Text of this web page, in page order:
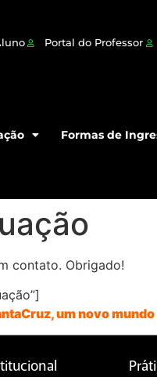
Portal do Professor
Formas de
contato. Obrigado!
um novo